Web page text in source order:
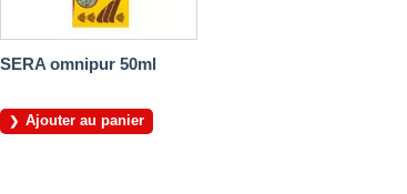
SERA omnipur 50ml
Ajouter au panier